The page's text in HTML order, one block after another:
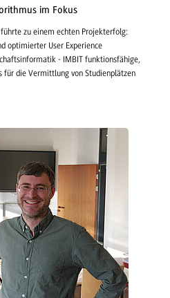
im Fokus
zu einem echten Projekterfolg:
optimierter User Experience
- IMBIT funktionsfähige,
für die Vermittlung von Studienplätzen